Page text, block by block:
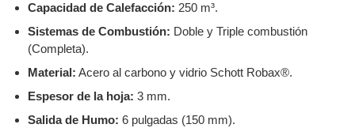
Capacidad de Calefacción: 250 m³.
Sistemas de Combustión: Doble y Triple combustión
(Completa).
Material: Acero al carbono y vidrio Schott Robax®.
Espesor de la hoja: 3 mm.
Salida de Humo: 6 pulgadas (150 mm).